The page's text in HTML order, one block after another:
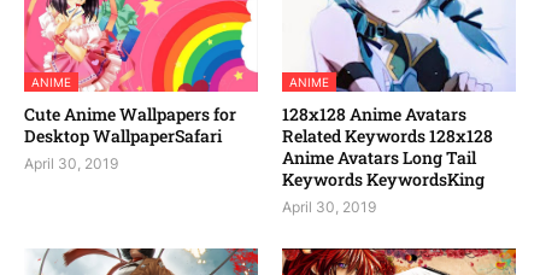
ANIME
Cute Anime Wallpapers for
Desktop WallpaperSafari
April 30, 2019
ANIME
128x128 Anime Avatars
Related Keywords 128x128
Anime Avatars Long Tail
Keywords KeywordsKing
April 30, 2019